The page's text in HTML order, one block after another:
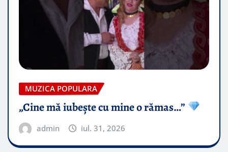
MUZICA POPULARA
„Cine mă iubește cu mine o rămas…”
admin iul. 31, 2026